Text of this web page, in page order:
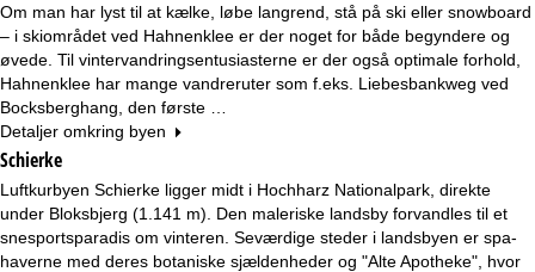
Om man har lyst til at kælke, løbe langrend, stå på ski eller snowboard
– i skiområdet ved Hahnenklee er der noget for både begyndere og
øvede. Til vintervandringsentusiasterne er der også optimale forhold,
Hahnenklee har mange vandreruter som f.eks. Liebesbankweg ved
Bocksberghang, den første …
Detaljer omkring byen
Schierke
Luftkurbyen Schierke ligger midt i Hochharz Nationalpark, direkte
under Bloksbjerg (1.141 m). Den maleriske landsby forvandles til et
snesportsparadis om vinteren. Seværdige steder i landsbyen er spa-
haverne med deres botaniske sjældenheder og "Alte Apotheke", hvor